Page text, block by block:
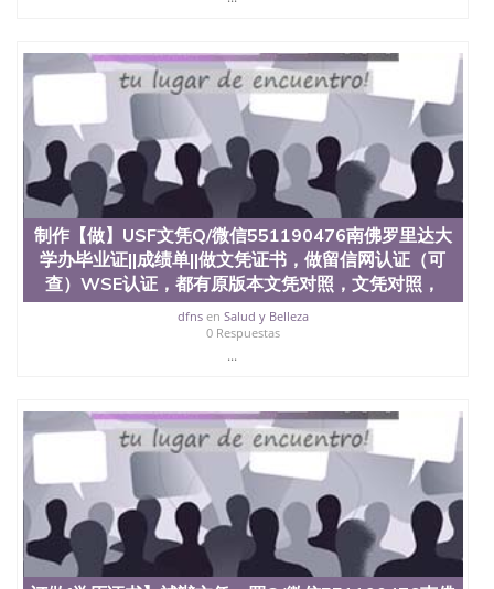
定金下单； 3、公司确认到账转制作点做电子图；
4、电子图做好发给客户确认； 5、电子图确认好转成
品部做成品； 6、成品做好拍照或者视频确认再付余
款； 7、快递给客户（国内顺丰，国外DHL）。 三、
真实网上可查的证明材料 1、教育部学历学位认证，
留服真实存档可查，存档。 2、留学回国人员证明
（使馆认证），使馆网站真实存档可查。 3、留信网
真实可查认证办理，存档可查，终身受用。 四、办理
流程农业科学院、艺术与建筑学院、商学院、交流学
院、地球及物质科学院、教育学院、工程学院、健康
与人类发展学院、信息工程与科学学院、人文学院、
护理学院、科学学院等。学校的教育学院排名在全美
前十名，工学院排名在前十五名，且继续攀升中。纽
约大学为学生们提供本科、硕士及博士学位。学校的
专业课程包括：会计学、MBA、财务、教育、建筑工
制、历史、电气工程、生物工程、建筑设计、工商管
理、材料科学、机械工程、航天工程、土木工程、数
学、化学、英语、社会科学、心理学、戏剧、市场营
销、机械工程、计算机科学、物理学、人工智能、商
科、金融专业 1、客户提供相关材料，确定客户办理
信息，给出操作方案； 2、补充毕业证成绩单等相关
材料； 3、留服注册申请账号，付定金； 4、预约递
交时间，公司人员陪同客户本人一起去留服递交材
制作【做】USF文凭Q/微信551190476南佛罗里达大
学办毕业证||成绩单||做文凭证书，做留信网认证（可
查）WSE认证，都有原版本文凭对照，文凭对照，
dfnsen Salud y Belleza
0 Respuestas
...